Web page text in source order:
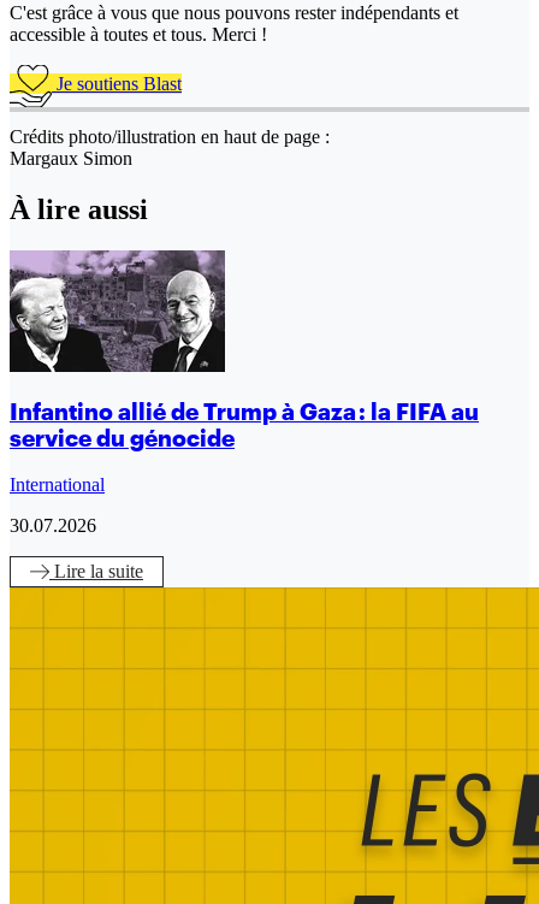
C'est grâce à vous que nous pouvons rester indépendants et
accessible à toutes et tous. Merci !
Je soutiens Blast
Crédits photo/illustration en haut de page :
Margaux Simon
À lire aussi
Infantino allié de Trump à Gaza : la FIFA au
service du génocide
International
30.07.2026
Lire la suite